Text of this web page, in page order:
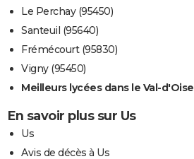
Le Perchay (95450)
Santeuil (95640)
Frémécourt (95830)
Vigny (95450)
Meilleurs lycées dans le Val-d'Oise
En savoir plus sur Us
Us
Avis de décès à Us